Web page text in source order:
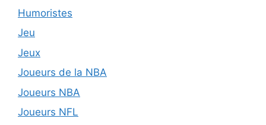
Humoristes
Jeu
Jeux
Joueurs de la NBA
Joueurs NBA
Joueurs NFL